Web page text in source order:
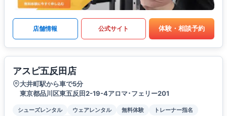
店舗情報 公式サイト 体験・相談予約
アスピ五反田店
大井町駅から車で5分
東京都品川区東五反田2-19-4アロマ･フェリー201
シューズレンタル ウェアレンタル 無料体験
トレーナー指名